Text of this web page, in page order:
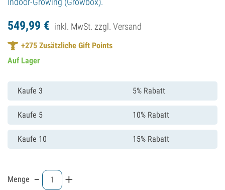
549,99 € inkl. MwSt. zzgl. Versand
+275 Zusätzliche Gift Points
Auf Lager
Kaufe 3 5% Rabatt
Kaufe 5 10% Rabatt
Kaufe 10 15% Rabatt
Menge - +